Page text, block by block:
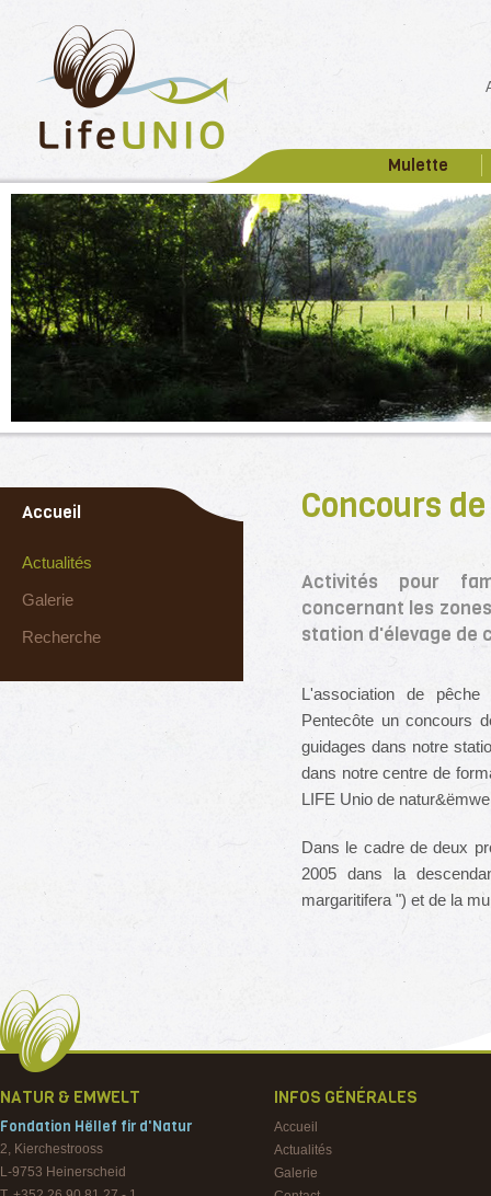
Mulette
Accueil
Actualités
Galerie
Recherche
Concours
Activités pour
concernant les
station d'élevage de
L'association de
Pentecôte un concours
guidages dans notre
dans notre centre de
LIFE Unio de
Dans le cadre de deux
2005 dans la
margaritifera ") et de la
NATUR & EMWELT
Fondation Hëllef fir d'Natur
2, Kierchestrooss
L-9753 Heinerscheid
INFOS GÉNÉRALES
Accueil
Actualités
Galerie